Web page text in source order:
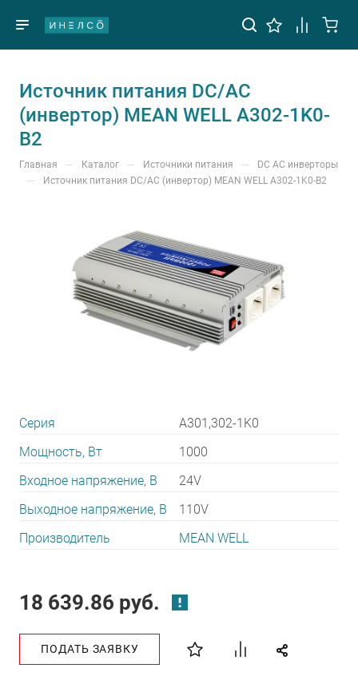
Источник питания DC/AC
(инвертор) MEAN WELL A302-1K0-
B2
Главная — Каталог — Источники питания — DC AC инверторы
— Источник питания DC/AC (инвертор) MEAN WELL A302-1K0-B2
Серия
A301,302-1K0
Мощность, Вт
1000
Входное напряжение, В
24V
Выходное напряжение, В
110V
Производитель
MEAN WELL
18 639.86 руб.
ПОДАТЬ ЗАЯВКУ